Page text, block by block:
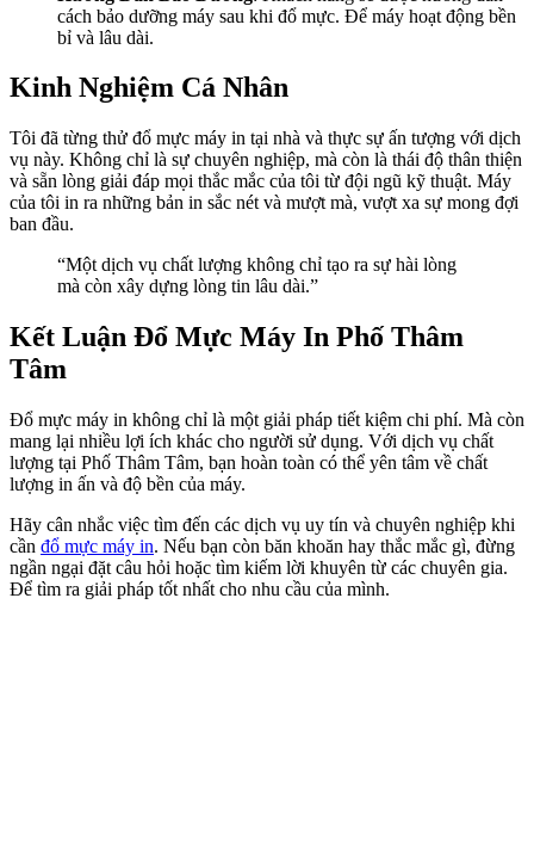
cách bảo dưỡng máy sau khi đổ mực. Để máy hoạt động bền
bỉ và lâu dài.
Kinh Nghiệm Cá Nhân
Tôi đã từng thử đổ mực máy in tại nhà và thực sự ấn tượng với dịch
vụ này. Không chỉ là sự chuyên nghiệp, mà còn là thái độ thân thiện
và sẵn lòng giải đáp mọi thắc mắc của tôi từ đội ngũ kỹ thuật. Máy
của tôi in ra những bản in sắc nét và mượt mà, vượt xa sự mong đợi
ban đầu.
“Một dịch vụ chất lượng không chỉ tạo ra sự hài lòng
mà còn xây dựng lòng tin lâu dài.”
Kết Luận Đổ Mực Máy In Phố Thâm
Tâm
Đổ mực máy in không chỉ là một giải pháp tiết kiệm chi phí. Mà còn
mang lại nhiều lợi ích khác cho người sử dụng. Với dịch vụ chất
lượng tại Phố Thâm Tâm, bạn hoàn toàn có thể yên tâm về chất
lượng in ấn và độ bền của máy.
Hãy cân nhắc việc tìm đến các dịch vụ uy tín và chuyên nghiệp khi
cần đổ mực máy in. Nếu bạn còn băn khoăn hay thắc mắc gì, đừng
ngần ngại đặt câu hỏi hoặc tìm kiếm lời khuyên từ các chuyên gia.
Để tìm ra giải pháp tốt nhất cho nhu cầu của mình.